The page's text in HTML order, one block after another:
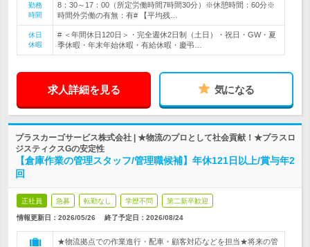
勤務
時間
8：30～17：00（所定労働時間7時間30分）※休憩時間：60分※
時間外労働の有無：有# 【平均残…
休日
休暇
# ＜年間休日120日＞・完全週休2日制（土日）・祝日・GW・夏
季休暇・年末年始休暇・有給休暇・慶弔…
求人詳細を見る 気になる
プラスカーゴサービス株式会社 | ★物流のプロとして社会貢献！★プラスロ
ジスティクスGの安定性
【倉庫作業の管理スタッフ/管理職候補】年休121日以上/賞与年2
回
正社員 急募 転勤なし 学歴不問 第二新卒歓迎
情報更新日：2026/05/26 終了予定日： 2026/08/24
★物流拠点での作業進行・配車・顧客対応などを担当★将来の管